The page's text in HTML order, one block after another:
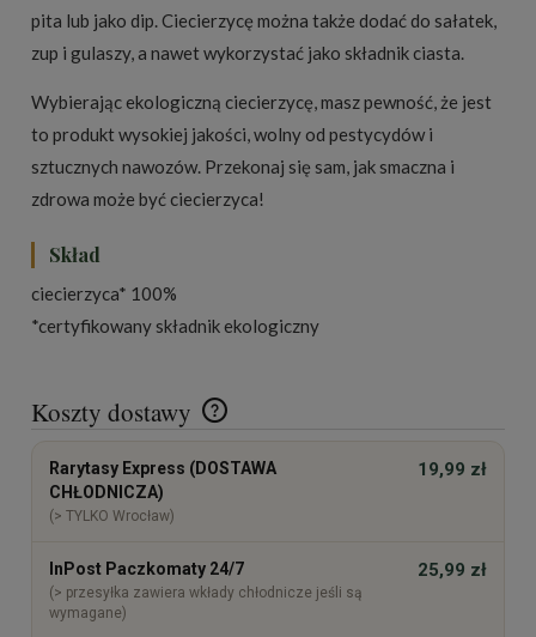
pita lub jako dip. Ciecierzycę można także dodać do sałatek,
zup i gulaszy, a nawet wykorzystać jako składnik ciasta.
Wybierając ekologiczną ciecierzycę, masz pewność, że jest
to produkt wysokiej jakości, wolny od pestycydów i
sztucznych nawozów. Przekonaj się sam, jak smaczna i
zdrowa może być ciecierzyca!
Skład
ciecierzyca* 100%
*certyfikowany składnik ekologiczny
Koszty dostawy
Cena nie zawiera ewentualnych kosztów płatności
Rarytasy Express (DOSTAWA
CHŁODNICZA)
(> TYLKO Wrocław)
19,99 zł
InPost Paczkomaty 24/7
(> przesyłka zawiera wkłady chłodnicze jeśli są
wymagane)
25,99 zł